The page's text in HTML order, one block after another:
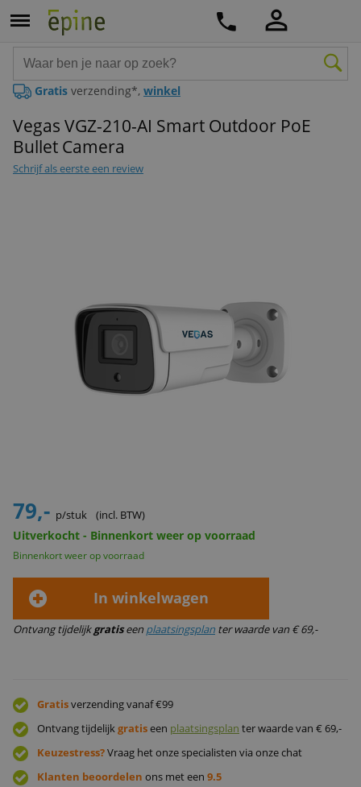
Gratis verzending*, winkel
Vegas VGZ-210-AI Smart Outdoor PoE
Bullet Camera
Schrijf als eerste een review
79,- p/stuk (incl. BTW)
Uitverkocht - Binnenkort weer op voorraad
Binnenkort weer op voorraad
In winkelwagen
Ontvang tijdelijkgratiseen plaatsingsplan ter waarde van € 69,-
Gratisverzending vanaf €99
Ontvang tijdelijkgratiseen plaatsingsplan ter waarde van € 69,-
Keuzestress?Vraag het onze specialisten via onze chat
Klanten beoordelen ons met een 9.5